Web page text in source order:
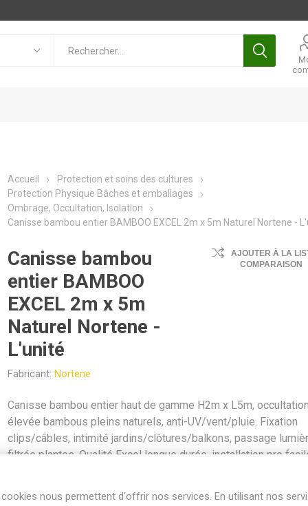
Accueil
Protection et soins des cultures
Protection Physique Bâches et emballages
Ombrage, Occultation, Isolation
Canisse bambou entier BAMBOO EXCEL 2m x 5m Naturel Nortene -
Canisse bambou
entier BAMBOO
EXCEL 2m x 5m
Naturel Nortene -
L'unité
Fabricant: Nortene
AJOUTER À LA
COMPARAISON
Canisse bambou entier haut de gamme H2m x L5m, occultation
élevée bambous pleins naturels, anti-UV/vent/pluie. Fixation
clips/câbles, intimité jardins/clôtures/balkons, passage
filtrée plantes. Qualité Excel longue durée, installation pro
SKU:
CANNORTENT2X5
nous permettent d'offrir nos services. En utilisant nos